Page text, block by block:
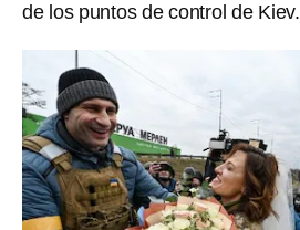
de los puntos de control de Kiev.